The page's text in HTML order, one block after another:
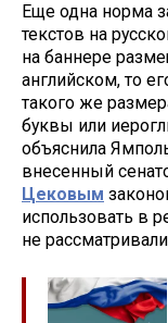
Еще одна норма
текстов на
на баннере
английском, то
такого же
буквы или
объяснила
внесенный
Цековым
использовать в
не